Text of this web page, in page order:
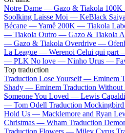
Notre Dame — Gazo & Tiakola
Soolking Laisse Moi — KeBlack
Bécane —Yamê 200K — Tiakola
— Tiakola Outro — Gazo & Tiakola
— Gazo & Tiakola Overdrive —
La League — Werenoi Celui qui part
— PLK No love — Ninho Urus —
Top traduction
Traduction Lose Yourself — Eminem
Shady — Eminem Traduction
Someone You Loved — Lewis Capaldi
— Tom Odell Traduction
Hold Us — Macklemore and Ryan
Christmas — Wham Traduction
Traduction Flowers — Miley Cyrus